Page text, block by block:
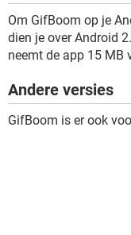
Om GifBoom op je
dien je over Android
neemt de app 15 MB
Andere versies
GifBoom is er ook